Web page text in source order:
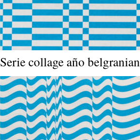
Serie collage año